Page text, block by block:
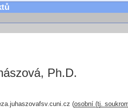
Ph.D.
fsv.cuni.cz(osobní (tj.